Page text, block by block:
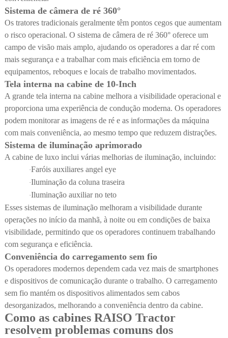
Sistema de câmera de ré 360°
Os tratores tradicionais geralmente têm pontos cegos que aumentam
o risco operacional. O sistema de câmera de ré 360° oferece um
campo de visão mais amplo, ajudando os operadores a dar ré com
mais segurança e a trabalhar com mais eficiência em torno de
equipamentos, reboques e locais de trabalho movimentados.
Tela interna na cabine de 10-Inch
A grande tela interna na cabine melhora a visibilidade operacional e
proporciona uma experiência de condução moderna. Os operadores
podem monitorar as imagens de ré e as informações da máquina
com mais conveniência, ao mesmo tempo que reduzem distrações.
Sistema de iluminação aprimorado
A cabine de luxo inclui várias melhorias de iluminação, incluindo:
·Faróis auxiliares angel eye
·Iluminação da coluna traseira
·Iluminação auxiliar no teto
Esses sistemas de iluminação melhoram a visibilidade durante
operações no início da manhã, à noite ou em condições de baixa
visibilidade, permitindo que os operadores continuem trabalhando
com segurança e eficiência.
Conveniência do carregamento sem fio
Os operadores modernos dependem cada vez mais de smartphones
e dispositivos de comunicação durante o trabalho. O carregamento
sem fio mantém os dispositivos alimentados sem cabos
desorganizados, melhorando a conveniência dentro da cabine.
Como as cabines RAISO Tractor
resolvem problemas comuns dos